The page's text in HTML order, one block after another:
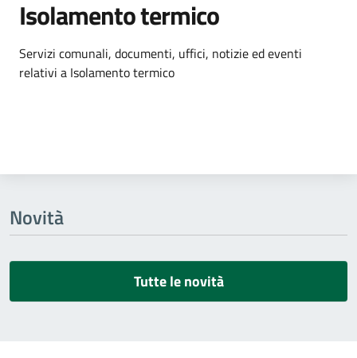
Isolamento termico
Dettagli dell'argomento
Servizi comunali, documenti, uffici, notizie ed eventi
relativi a Isolamento termico
Novità
Tutte le novità